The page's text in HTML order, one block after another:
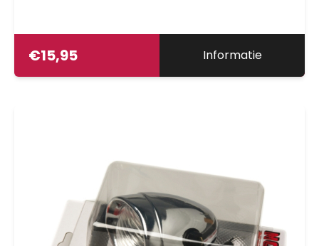
€15,95 Informatie